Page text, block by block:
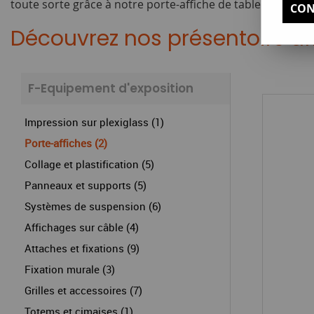
toute sorte grâce à notre porte-affiche de table ou à
Découvrez nos présentoirs
F-Equipement d'exposition
Impression sur plexiglass (1)
Porte-affiches (2)
Collage et plastification (5)
Panneaux et supports (5)
Systèmes de suspension (6)
Affichages sur câble (4)
Attaches et fixations (9)
Fixation murale (3)
Grilles et accessoires (7)
Totems et cimaises (1)